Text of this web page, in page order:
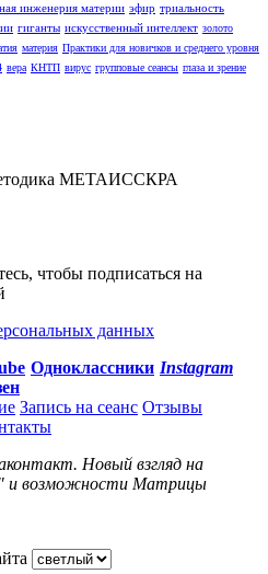
инженерия материи эфир триальность
гиганты искусственный интеллект золото
материя Практики для новичков и среднего уровня
вера КНТП вирус групповые сеансы глаза и зрение
МЕТАИССКРА
чтобы подписаться на
данных
Одноклассники Instagram
Запись на сеанс Отзывы
Новый взгляд на
и возможности Матрицы